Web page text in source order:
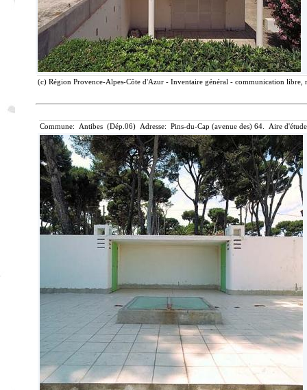
(c) Région Provence-Alpes-Côte d'Azur - Inventaire général - communication libre,
Commune: Antibes (Dép.06) Adresse: Pins-du-Cap (avenue des) 64. Aire